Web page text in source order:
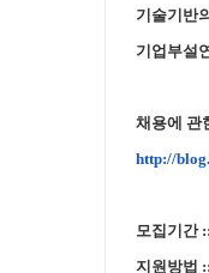
기술기반
기업부설
채용에 관
http://
모집기간
지원방법